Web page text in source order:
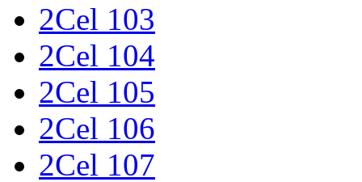
2Cel 103
2Cel 104
2Cel 105
2Cel 106
2Cel 107